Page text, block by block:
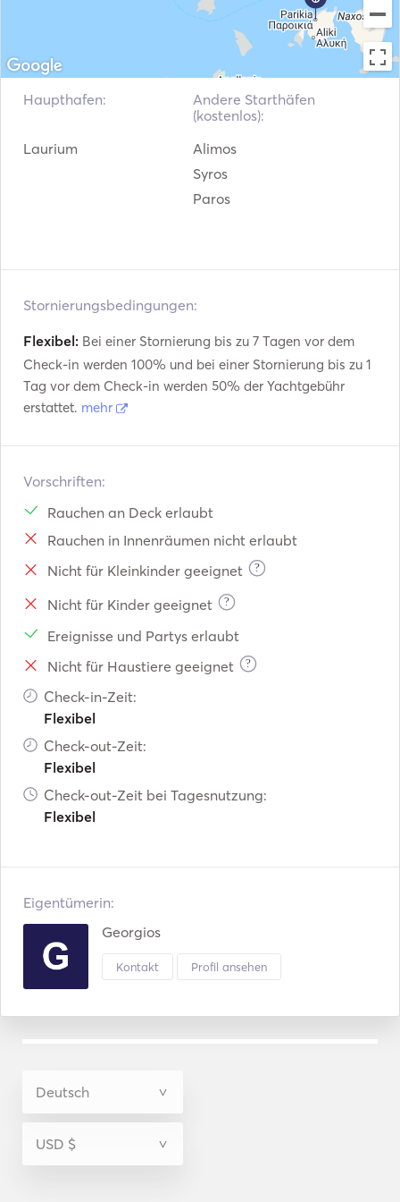
Außenbordmotor
Haupthafen:
Laurium
Andere Starthäfen
(kostenlos):
Alimos
Syros
Paros
Stornierungsbedingungen:
Flexibel: Bei einer Stornierung bis zu 7 Tagen vor dem
Check-in werden 100% und bei einer Stornierung bis zu 1
Tag vor dem Check-in werden 50% der Yachtgebühr
erstattet. mehr
Vorschriften:
Rauchen an Deck erlaubt
Rauchen in Innenräumen nicht erlaubt
Nicht für Kleinkinder geeignet
?
Nicht für Kinder geeignet ?
Ereignisse und Partys erlaubt
Nicht für Haustiere geeignet
?
Check-in-Zeit:
Flexibel
Check-out-Zeit:
Flexibel
Check-out-Zeit bei Tagesnutzung:
Flexibel
Eigentümerin:
Georgios
Kontakt Profil ansehen